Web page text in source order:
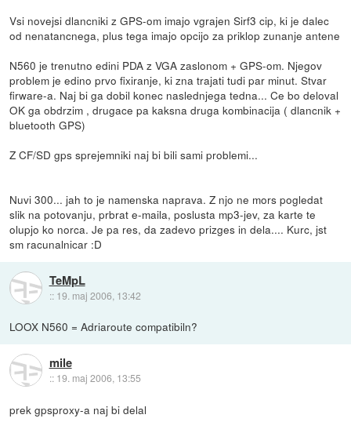
Vsi novejsi dlancniki z GPS-om imajo vgrajen Sirf3 cip, ki je dalec
od nenatancnega, plus tega imajo opcijo za priklop zunanje antene
N560 je trenutno edini PDA z VGA zaslonom + GPS-om. Njegov
problem je edino prvo fixiranje, ki zna trajati tudi par minut. Stvar
firware-a. Naj bi ga dobil konec naslednjega tedna... Ce bo deloval
OK ga obdrzim , drugace pa kaksna druga kombinacija ( dlancnik +
bluetooth GPS)
Z CF/SD gps sprejemniki naj bi bili sami problemi...
Nuvi 300... jah to je namenska naprava. Z njo ne mors pogledat
slik na potovanju, prbrat e-maila, poslusta mp3-jev, za karte te
olupjo ko norca. Je pa res, da zadevo prizges in dela.... Kurc, jst
sm racunalnicar :D
TeMpL
:: 19. maj 2006, 13:42
LOOX N560 = Adriaroute compatibiln?
mile
:: 19. maj 2006, 13:55
prek gpsproxy-a naj bi delal